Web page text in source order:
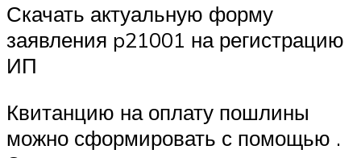
Скачать актуальную форму
заявления p21001 на регистрацию
ИП
Квитанцию на оплату пошлины
можно сформировать с помощью .